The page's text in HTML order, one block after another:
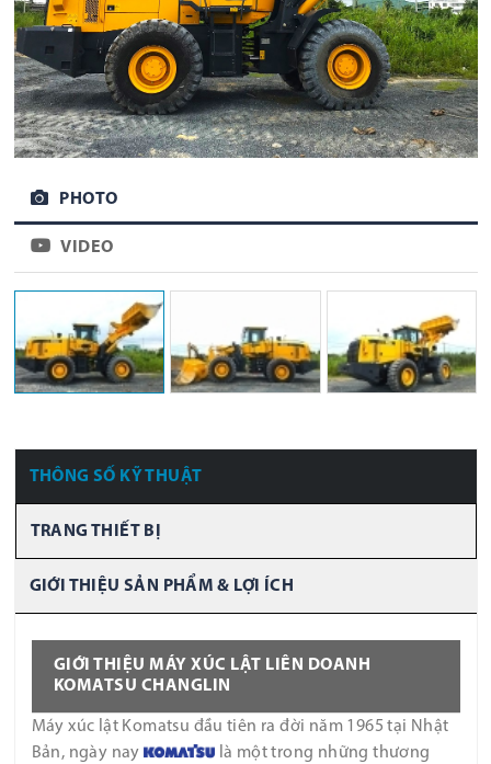
PHOTO
VIDEO
THÔNG SỐ KỸ THUẬT
TRANG THIẾT BỊ
GIỚI THIỆU SẢN PHẨM & LỢI ÍCH
GIỚI THIỆU MÁY XÚC LẬT LIÊN DOANH
KOMATSU CHANGLIN
Máy xúc lật Komatsu đầu tiên ra đời năm 1965 tại Nhật
Bản, ngày nay
là một trong những thương